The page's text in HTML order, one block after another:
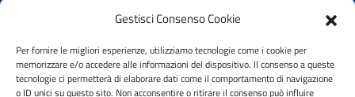
Gestisci Consenso Cookie
Per fornire le migliori esperienze, utilizziamo tecnologie come i cookie per
memorizzare e/o accedere alle informazioni del dispositivo. Il consenso a queste
tecnologie ci permetterà di elaborare dati come il comportamento di navigazione
o ID unici su questo sito. Non acconsentire o ritirare il consenso può influire
Dichiarazione di accessibilità
Dichiarazione di accessibilità - pagina informativa
Obiettivi di accessibilità
Note legali